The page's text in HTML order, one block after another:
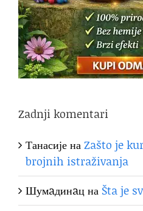
Zadnji komentari
ТанасијенаZašto je
brojnih istraživanja
Шумaдинaцна Šta je